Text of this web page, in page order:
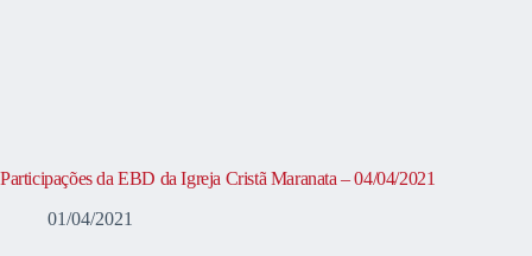
Participações da EBD da Igreja Cristã Maranata – 04/04/2021
01/04/2021